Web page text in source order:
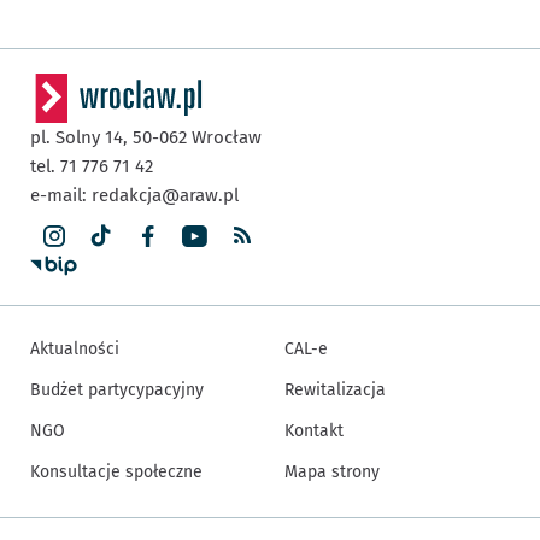
pl. Solny 14, 50-062 Wrocław
tel. 71 776 71 42
e-mail: redakcja@araw.pl
Aktualności
Budżet partycypacyjny
NGO
Konsultacje społeczne
CAL-e
Rewitalizacja
Kontakt
Mapa strony